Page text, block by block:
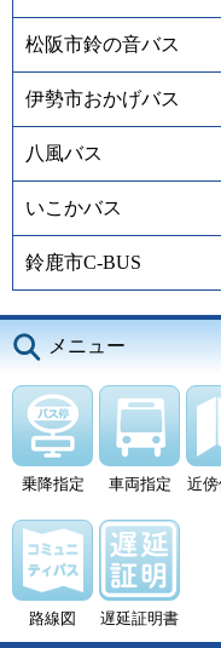
松阪市鈴の音バス
伊勢市おかげバス
八風バス
いこかバス
鈴鹿市C-BUS
メニュー
乗降指定 車両指定 近
路線図 遅延証明書